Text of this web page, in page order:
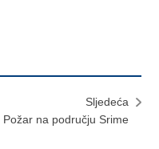
Sljedeća
Požar na području Srime